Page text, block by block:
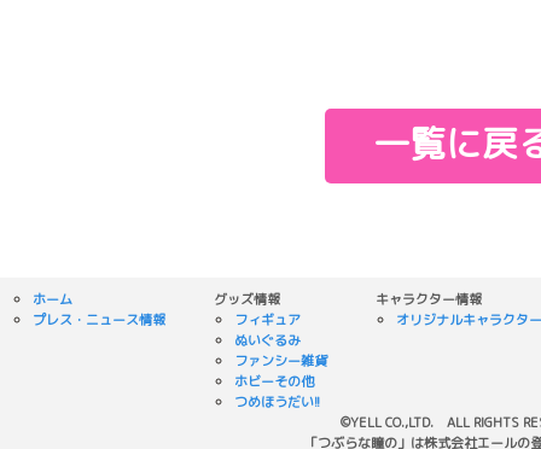
一覧に戻
ホーム
プレス・ニュース情報
グッズ情報
フィギュア
ぬいぐるみ
ファンシー雑貨
ホビーその他
つめほうだい!!
キャラクター情報
オリジナルキャラクター
©YELL CO.,LTD. ALL RIGHTS
「つぶらな瞳の」は株式会社エールの